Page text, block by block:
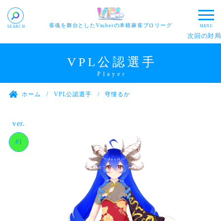
雀魂を舞台としたVtuberの本格麻雀プロリーグ
次回の対局：
VPL公認選手
ホーム VPL公認選手 穹憧るか